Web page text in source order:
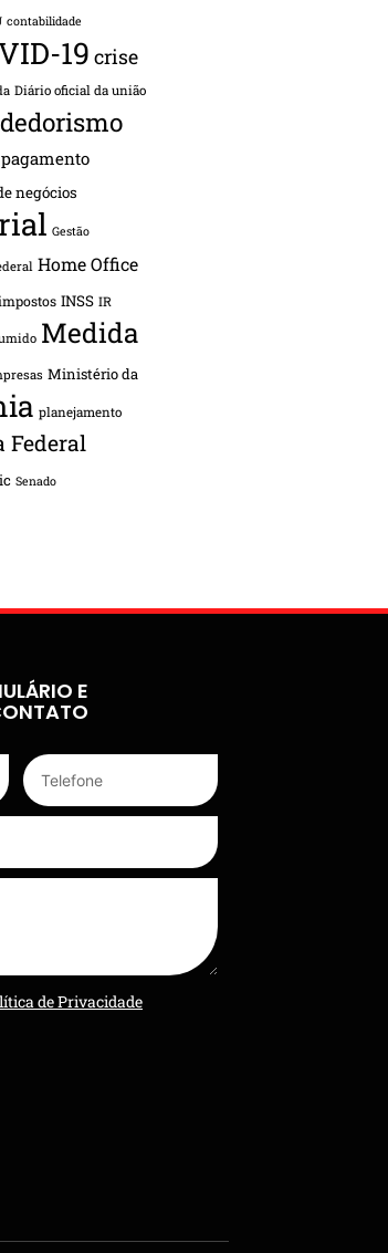
contabilidade
19 crise
Diário oficial da união
negócios
Gestão
Home Office
INSS IR
Medida
Ministério da
planejamento
Federal
Senado
E
de Privacidade